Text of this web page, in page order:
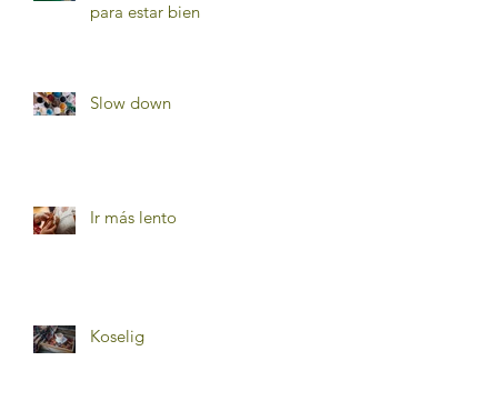
para estar bien
Slow down
Ir más lento
Koselig